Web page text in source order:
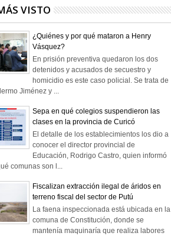
VISTO
¿Quiénes y por qué mataron a Henry
Vásquez?
En prisión preventiva quedaron los dos
detenidos y acusados de secuestro y
homicidio es este caso policial. Se trata de
Jiménez y ...
Sepa en qué colegios suspendieron las
clases en la provincia de Curicó
El detalle de los establecimientos los dio a
conocer el director provincial de
Educación, Rodrigo Castro, quien informó
comunas son l...
Fiscalizan extracción ilegal de áridos en
terreno fiscal del sector de Putú
La faena inspeccionada está ubicada en la
comuna de Constitución, donde se
mantenía maquinaría que realiza labores